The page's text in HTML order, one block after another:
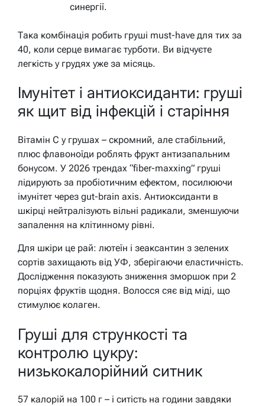
синергії.
Така комбінація робить груші must-have для тих за
40, коли серце вимагає турботи. Ви відчуєте
легкість у грудях уже за місяць.
Імунітет і антиоксиданти: груші
як щит від інфекцій і старіння
Вітамін C у грушах – скромний, але стабільний,
плюс флавоноїди роблять фрукт антизапальним
бонусом. У 2026 трендах “fiber-maxxing” груші
лідирують за пробіотичним ефектом, посилюючи
імунітет через gut-brain axis. Антиоксиданти в
шкірці нейтралізують вільні радикали, зменшуючи
запалення на клітинному рівні.
Для шкіри це рай: лютеїн і зеаксантин з зелених
сортів захищають від УФ, зберігаючи еластичність.
Дослідження показують зниження зморшок при 2
порціях фруктів щодня. Волосся сяє від міді, що
стимулює колаген.
Груші для стрункості та
контролю цукру:
низькокалорійний ситник
57 калорій на 100 г – і ситість на години завдяки